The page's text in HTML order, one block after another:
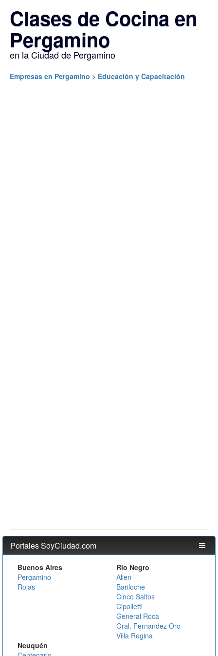
Clases de Cocina en
Pergamino
en la Ciudad de Pergamino
Empresas en Pergamino > Educación y Capacitación
Portales SoyCiudad.com
Buenos Aires
Pergamino
Rojas
Rio Negro
Allen
Bariloche
Cinco Saltos
Cipolletti
General Roca
Gral. Fernandez Oro
Villa Regina
Neuquén